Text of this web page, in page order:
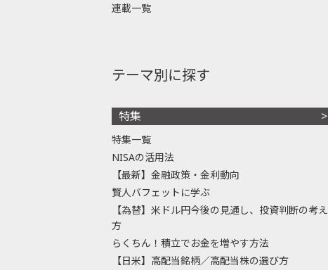
連載一覧
テーマ別に探す
特集
特集一覧
NISAの活用法
【最新】金融政策・金利動向
賢人バフェットに学ぶ
【為替】米ドル円今後の見通し、投資判断の考え
方
らくちん！積立でお金を増やす方法
【日米】高配当銘柄／高配当株の選び方